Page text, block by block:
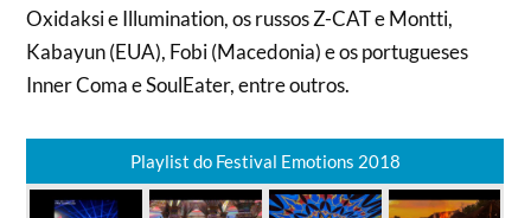
Oxidaksi e Illumination, os russos Z-CAT e Montti,
Kabayun (EUA), Fobi (Macedonia) e os portugueses
Inner Coma e SoulEater, entre outros.
Playlist do Festival Emotions 2018